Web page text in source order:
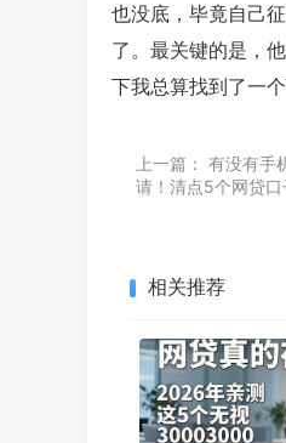
也没底，毕竟自己
了。最关键的是，
下我总算找到了一
上一篇： 有没有手
请！清点5个网贷
相关推荐